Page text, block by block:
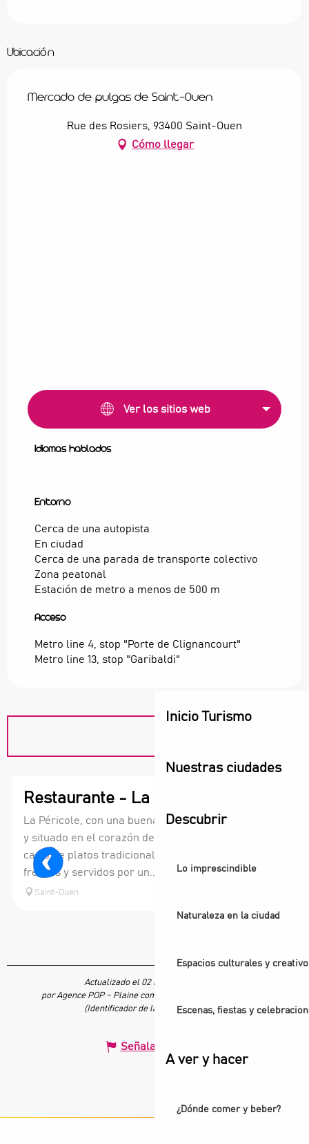
Inicio Turismo
Nuestras ciudades
Descubrir
Lo imprescindible
Naturaleza en la ciudad
Espacios culturales y
Escenas, fiestas y
A ver y hacer
¿Dónde comer y beber?
Ubicación
Mercado de pulgas de Saint-Ouen
Rue des Rosiers, 93400 Saint-Ouen
Cómo llegar
Ver los sitios web
Idiomas hablados
Idiomas hablados
Entorno
Entorno
Cerca de una autopista
En ciudad
Cerca de una parada de transporte colectivo
Zona peatonal
Estación de metro a menos de 500 m
Acceso
Acceso
Metro line 4, stop "Porte de Clignancourt"
Metro line 13, stop "Garibaldi"
Restaurante - La Péricole
La Péricole, con una buena relación calidad-precio
y situado en el corazón de Les Puces, ofrece una
carta de platos tradicionales a base de productos
frescos y servidos por un...
Saint-Ouen
Actualizado el 02 marzo 2024 a 15:13
por Agence POP – Plaine commune vous Ouvre ses Portes
(Identificador de la oferta :5506379)
Señalar un error